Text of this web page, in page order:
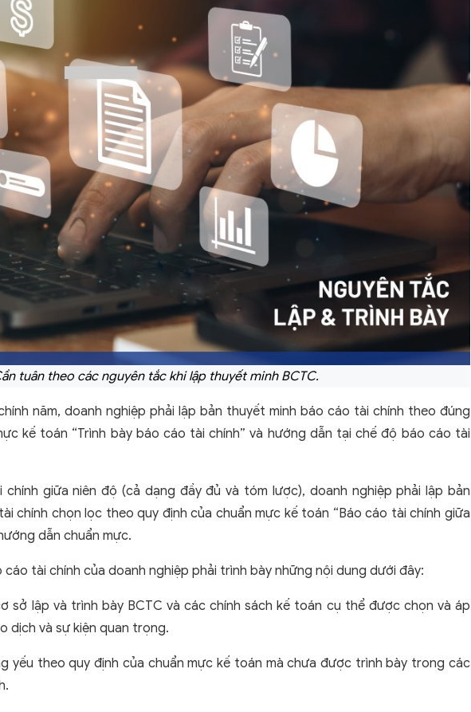
tuân theo các nguyên tắc khi lập thuyết minh BCTC.
năm, doanh nghiệp phải lập bản thuyết minh báo cáo tài chính theo đúng
kế toán “Trình bày báo cáo tài chính” và hướng dẫn tại chế độ báo cáo tài
giữa niên độ (cả dạng đầy đủ và tóm lược), doanh nghiệp phải lập bản
chính chọn lọc theo quy định của chuẩn mực kế toán “Báo cáo tài chính giữa
dẫn chuẩn mực.
cáo tài chính của doanh nghiệp phải trình bày những nội dung dưới đây:
sở lập và trình bày BCTC và các chính sách kế toán cụ thể được chọn và áp
dịch và sự kiện quan trọng.
yếu theo quy định của chuẩn mực kế toán mà chưa được trình bày trong các